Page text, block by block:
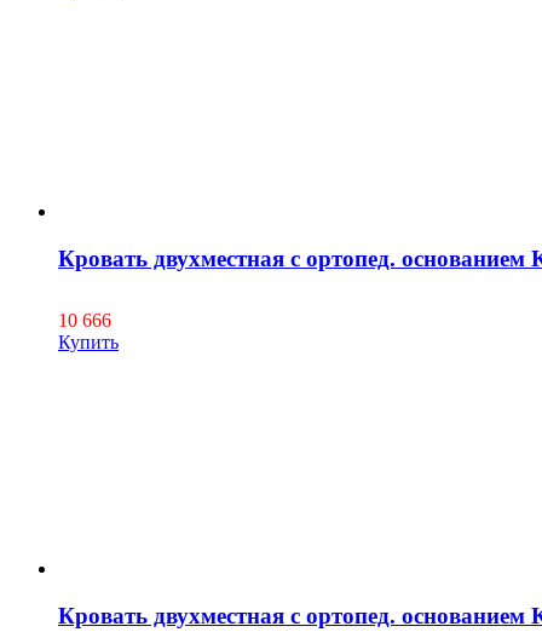
Кровать двухместная с ортопед.
10 666
Купить
Кровать двухместная с ортопед.